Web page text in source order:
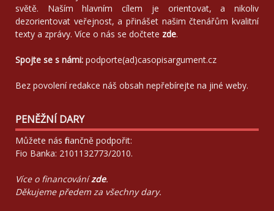
světě. Naším hlavním cílem je orientovat, a nikoliv
dezorientovat veřejnost, a přinášet našim čtenářům kvalitní
texty a zprávy. Více o nás se dočtete zde.
Spojte se s námi: podporte(ad)casopisargument.cz
Bez povolení redakce náš obsah nepřebírejte na jiné weby.
PENĚŽNÍ DARY
Můžete nás finančně podpořit:
Fio Banka: 2101132773/2010.
Více o financovánízde.
Děkujeme předem za všechny dary.